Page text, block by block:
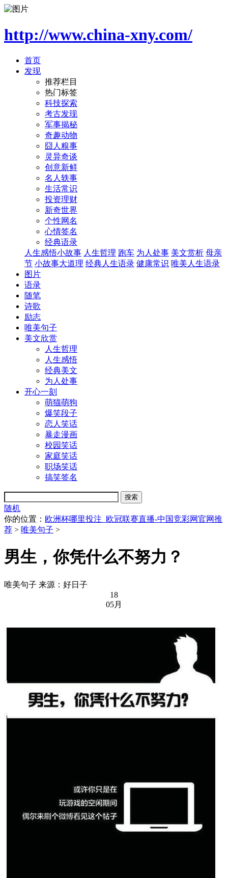
http://www.china-xny.com/
首页
发现
推荐栏目
热门标签
科技探索
考古发现
军事揭秘
奇趣动物
囧人糗事
灵异奇谈
创意新鲜
名人轶事
生活常识
投资理财
新奇世界
个性网名
心情签名
经典语录
人生感悟小故事 人生哲理 跑车 为人处事 美文赏析 母亲
节 小故事大道理 经典人生语录 健康常识 唯美人生语录
图片
语录
随笔
诗歌
励志
唯美句子
美文欣赏
人生哲理
人生感悟
经典美文
为人处事
开心一刻
萌猫萌狗
爆笑段子
恋人笑话
暴走漫画
校园笑话
家庭笑话
职场笑话
搞笑签名
随机
你的位置： 欧洲杯哪里投注_欧冠联赛直播-中国竞彩网官网推
荐 > 唯美句子 >
男生，你凭什么不努力？
唯美句子 来源：好日子
18
05月